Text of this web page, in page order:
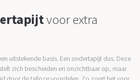
voor extra
uitstekende basis. Een ondertapijt dus. Deze
zich bescheiden en onzichtbaar op, maar